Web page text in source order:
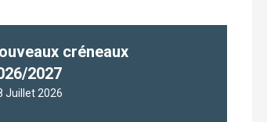
créneaux
2027
Juillet 2026